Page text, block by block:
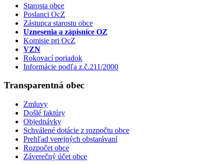
Starosta obce
Poslanci OcZ
Zástupca starostu obce
Uznesenia a zápisnice OZ
Komisie pri OcZ
VZN
Rokovací poriadok
Informácie podľa z.č.211/2000
Transparentná obec
Zmluvy
Došlé faktúry
Objednávky
Schválené dotácie z rozpočtu obce
Prehľad verejných obstarávaní
Rozpočet obce
Záverečný účet obce